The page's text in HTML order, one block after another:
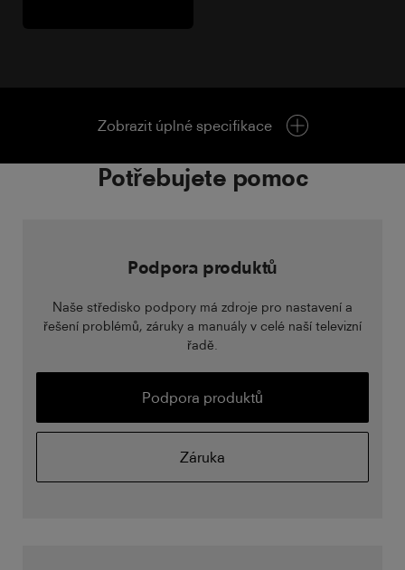
Zobrazit úplné specifikace
Potřebujete pomoc
Podpora produktů
Naše středisko podpory má zdroje pro nastavení a
řešení problémů, záruky a manuály v celé naší televizní
řadě.
Podpora produktů
Záruka